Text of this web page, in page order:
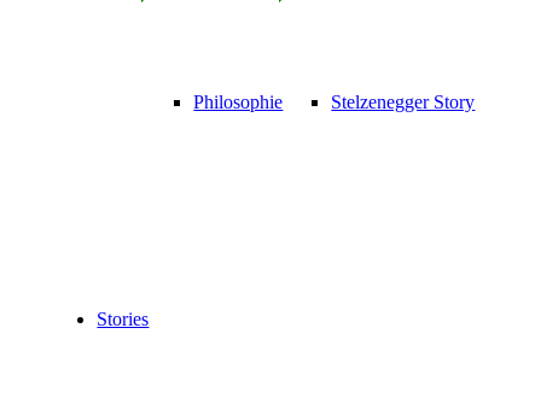
Philosophie Stelzenegger Story
Stories